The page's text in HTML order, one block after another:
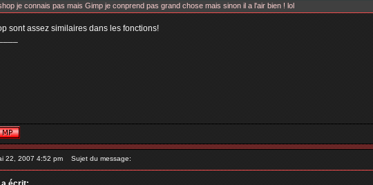
je connais pas mais Gimp je conprend pas grand chose mais sinon il a l'air bien ! lol
sont assez similaires dans les fonctions!
22, 2007 4:52 pm Sujet du message: